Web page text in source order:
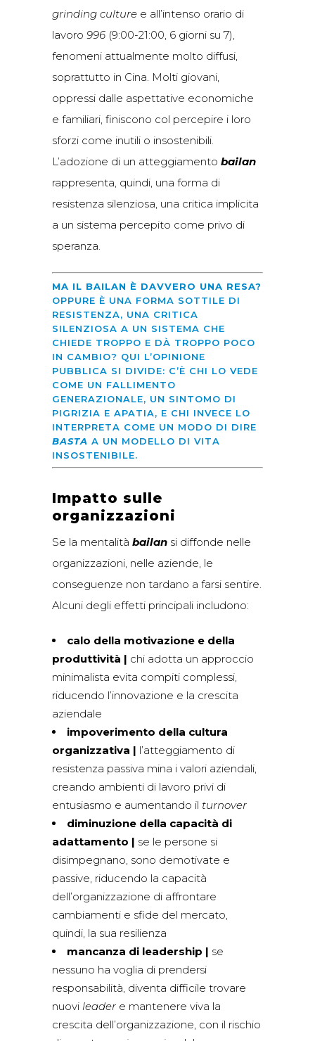
grinding culture e all’intenso orario di
lavoro 996 (9:00-21:00, 6 giorni su 7),
fenomeni attualmente molto diffusi,
soprattutto in Cina. Molti giovani,
oppressi dalle aspettative economiche
e familiari, finiscono col percepire i loro
sforzi come inutili o insostenibili.
L’adozione di un atteggiamento bailan
rappresenta, quindi, una forma di
resistenza silenziosa, una critica implicita
a un sistema percepito come privo di
speranza.
MA IL BAILAN È DAVVERO UNA RESA?
OPPURE È UNA FORMA SOTTILE DI
RESISTENZA, UNA CRITICA
SILENZIOSA A UN SISTEMA CHE
CHIEDE TROPPO E DÀ TROPPO POCO
IN CAMBIO? QUI L’OPINIONE
PUBBLICA SI DIVIDE: C’È CHI LO VEDE
COME UN FALLIMENTO
GENERAZIONALE, UN SINTOMO DI
PIGRIZIA E APATIA, E CHI INVECE LO
INTERPRETA COME UN MODO DI DIRE
BASTA A UN MODELLO DI VITA
INSOSTENIBILE.
Impatto sulle
organizzazioni
Se la mentalità bailan si diffonde nelle
organizzazioni, nelle aziende, le
conseguenze non tardano a farsi sentire.
Alcuni degli effetti principali includono:
calo della motivazione e della
produttività | chi adotta un approccio
minimalista evita compiti complessi,
riducendo l’innovazione e la crescita
aziendale
impoverimento della cultura
organizzativa | l’atteggiamento di
resistenza passiva mina i valori aziendali,
creando ambienti di lavoro privi di
entusiasmo e aumentando il turnover
diminuzione della capacità di
adattamento | se le persone si
disimpegnano, sono demotivate e
passive, riducendo la capacità
dell’organizzazione di affrontare
cambiamenti e sfide del mercato,
quindi, la sua resilienza
mancanza di leadership | se
nessuno ha voglia di prendersi
responsabilità, diventa difficile trovare
nuovi leader e mantenere viva la
crescita dell’organizzazione, con il rischio